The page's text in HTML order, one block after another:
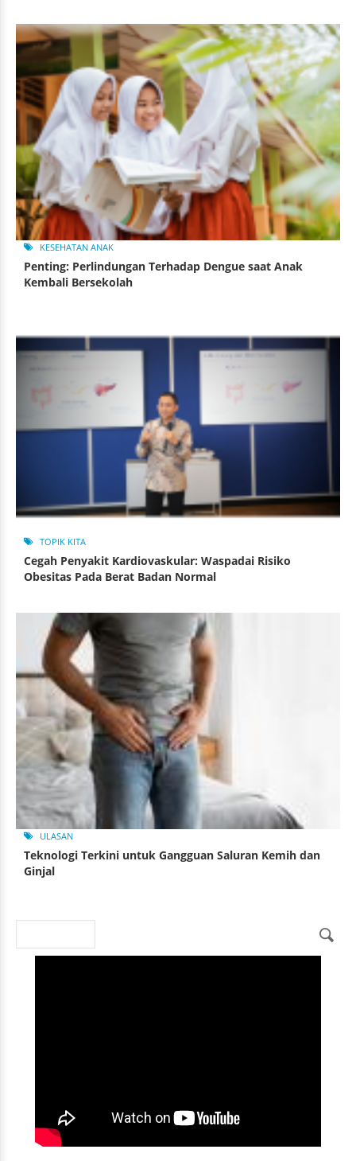
KESEHATAN ANAK
Penting: Perlindungan Terhadap Dengue saat Anak
Kembali Bersekolah
TOPIK KITA
Cegah Penyakit Kardiovaskular: Waspadai Risiko
Obesitas Pada Berat Badan Normal
ULASAN
Teknologi Terkini untuk Gangguan Saluran Kemih dan
Ginjal
Search form